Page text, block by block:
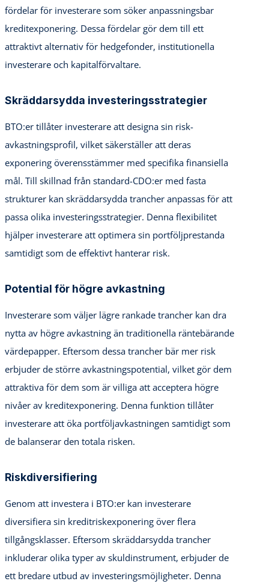
fördelar för investerare som söker anpassningsbar
kreditexponering. Dessa fördelar gör dem till ett
attraktivt alternativ för hedgefonder, institutionella
investerare och kapitalförvaltare.
Skräddarsydda investeringsstrategier
BTO:er tillåter investerare att designa sin risk-
avkastningsprofil, vilket säkerställer att deras
exponering överensstämmer med specifika finansiella
mål. Till skillnad från standard-CDO:er med fasta
strukturer kan skräddarsydda trancher anpassas för att
passa olika investeringsstrategier. Denna flexibilitet
hjälper investerare att optimera sin portföljprestanda
samtidigt som de effektivt hanterar risk.
Potential för högre avkastning
Investerare som väljer lägre rankade trancher kan dra
nytta av högre avkastning än traditionella räntebärande
värdepapper. Eftersom dessa trancher bär mer risk
erbjuder de större avkastningspotential, vilket gör dem
attraktiva för dem som är villiga att acceptera högre
nivåer av kreditexponering. Denna funktion tillåter
investerare att öka portföljavkastningen samtidigt som
de balanserar den totala risken.
Riskdiversifiering
Genom att investera i BTO:er kan investerare
diversifiera sin kreditriskexponering över flera
tillgångsklasser. Eftersom skräddarsydda trancher
inkluderar olika typer av skuldinstrument, erbjuder de
ett bredare utbud av investeringsmöjligheter. Denna